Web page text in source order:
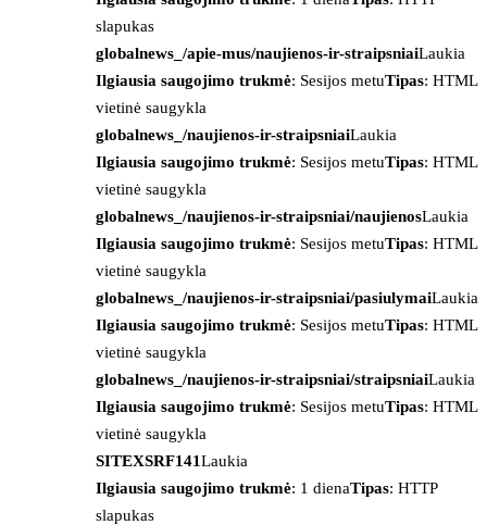
slapukas
globalnews_/apie-mus/naujienos-ir-straipsniaiLaukia
Ilgiausia saugojimo trukmė: Sesijos metuTipas: HTML
vietinė saugykla
globalnews_/naujienos-ir-straipsniaiLaukia
Ilgiausia saugojimo trukmė: Sesijos metuTipas: HTML
vietinė saugykla
globalnews_/naujienos-ir-straipsniai/naujienosLaukia
Ilgiausia saugojimo trukmė: Sesijos metuTipas: HTML
vietinė saugykla
globalnews_/naujienos-ir-straipsniai/pasiulymaiLaukia
Ilgiausia saugojimo trukmė: Sesijos metuTipas: HTML
vietinė saugykla
globalnews_/naujienos-ir-straipsniai/straipsniaiLaukia
Ilgiausia saugojimo trukmė: Sesijos metuTipas: HTML
vietinė saugykla
SITEXSRF141Laukia
Ilgiausia saugojimo trukmė: 1 dienaTipas: HTTP
slapukas